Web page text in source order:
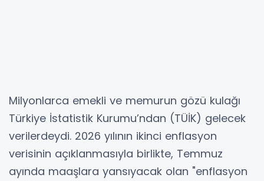
Milyonlarca emekli ve memurun gözü kulağı
Türkiye İstatistik Kurumu’ndan (TÜİK) gelecek
verilerdeydi. 2026 yılının ikinci enflasyon
verisinin açıklanmasıyla birlikte, Temmuz
ayında maaşlara yansıyacak olan "enflasyon